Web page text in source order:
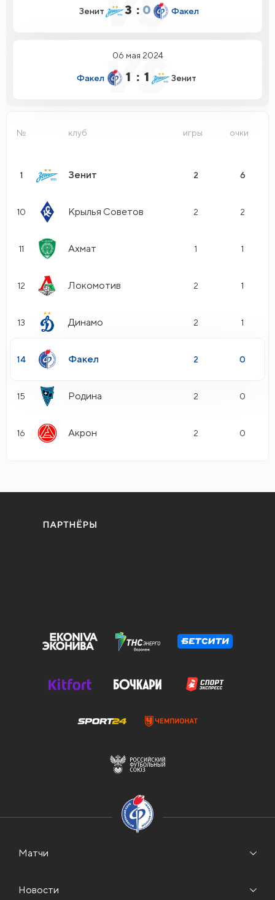
Зенит 3 : 0 Факел
06 мая 2024
Факел 1 : 1 Зенит
№ клуб
1 Зенит 2 6
10 Крылья Советов 2 2
11 Ахмат 1 1
12 Локомотив 2 1
13 Динамо 2 1
14 Факел 2 0
15 Родина 2 0
16 Акрон 2 0
Матчи
Новости